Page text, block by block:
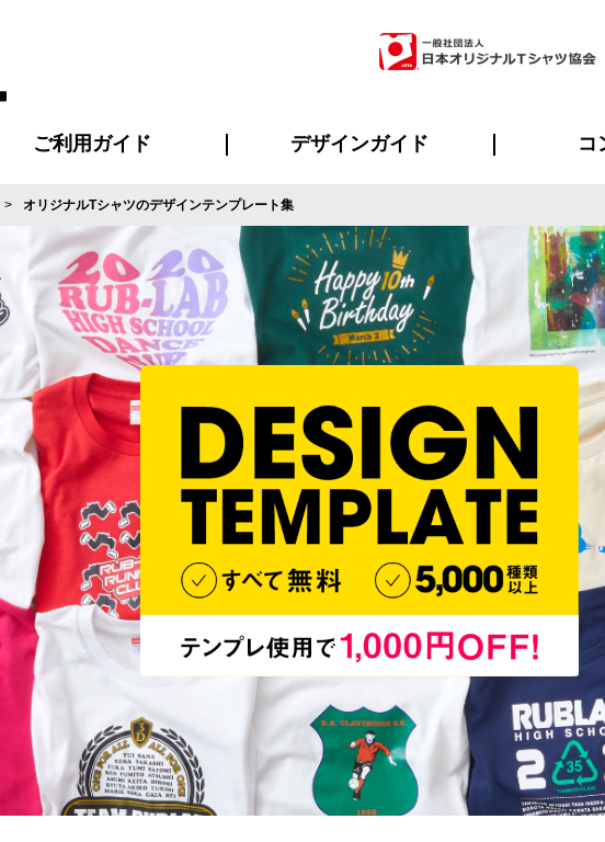
ポロシャツ パーカー・スウェット
セットアップ・ジャージ ツナギ スポー
キャップ・バンダナ グッズ全般 の
ご利用ガイド
ご利用ガイド
はじめての方へ
再注文の方へ
お支払い方法について
割引まとめページ
発送・特急サービスについて
版の保管期限について
マイページ会員のメリット
よくあるご質問
デザインガイド
デザイン入稿について
デザイン料について
デザインテンプレート集
デザインシミュレーター
書体一覧（フォント集）
プリント・加工一覧
コ
オリジナルTシャツのデザインテンプレート集